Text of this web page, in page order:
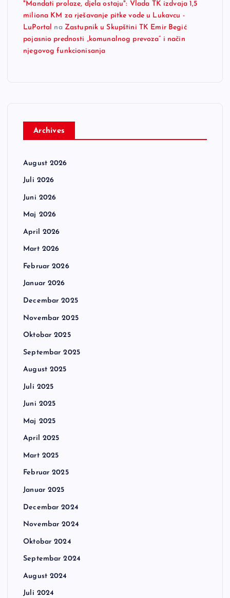
"Mandati prolaze, djela ostaju": Vlada TK izdvaja 1,5
miliona KM za rješavanje pitke vode u Lukavcu -
LuPortal na Zastupnik u Skupštini TK Emir Begić
pojasnio prednosti „komunalnog prevoza“ i način
njegovog funkcionisanja
Archives
August 2026
Juli 2026
Juni 2026
Maj 2026
April 2026
Mart 2026
Februar 2026
Januar 2026
Decembar 2025
Novembar 2025
Oktobar 2025
Septembar 2025
August 2025
Juli 2025
Juni 2025
Maj 2025
April 2025
Mart 2025
Februar 2025
Januar 2025
Decembar 2024
Novembar 2024
Oktobar 2024
Septembar 2024
August 2024
Juli 2024